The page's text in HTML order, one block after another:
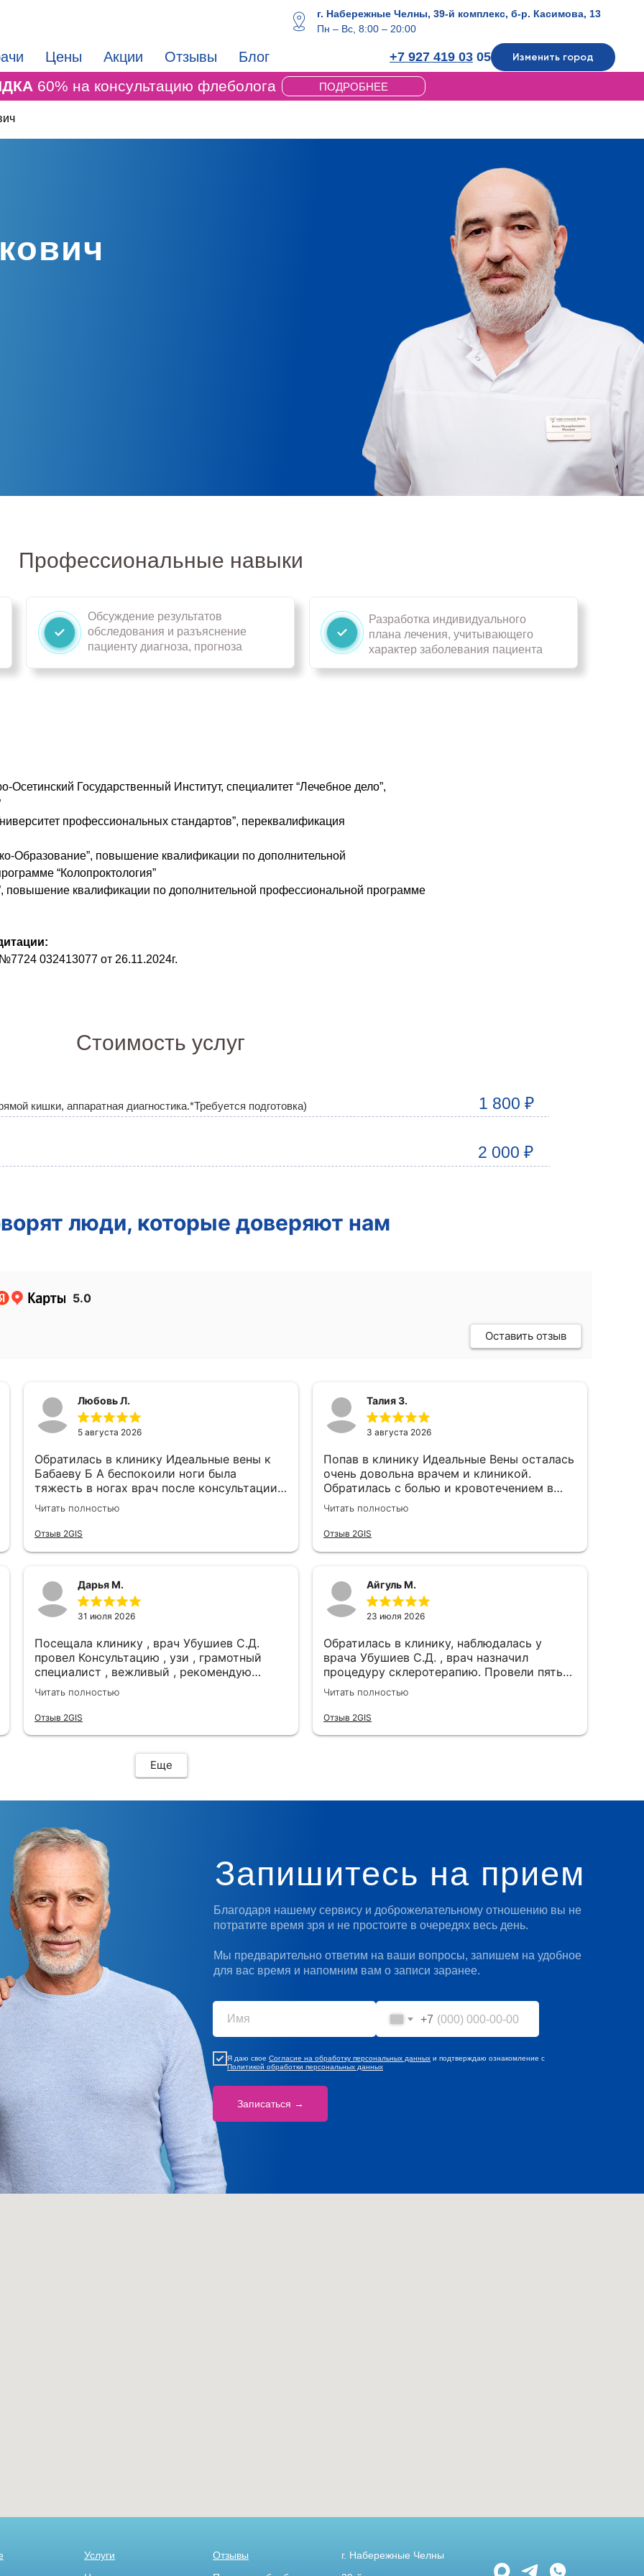
г. Набережные Челны, 39-й комплекс, б-р. Касимова, 13
Пн – Вс, 8:00 – 20:00
Цены Акции Отзывы Блог +7 927 419 03 05 Изменить город
60% на консультацию флеболога ПОДРОБНЕЕ
Профессиональные навыки
Обсуждение результатов
обследования и разъяснение
пациенту диагноза, прогноза
Разработка индивидуального
плана лечения, учитывающего
характер заболевания пациента
Государственный Институт, специалитет “Лечебное дело”,
профессиональных стандартов”, переквалификация
Образование”, повышение квалификации по дополнительной
“Колопроктология”
повышение квалификации по дополнительной профессиональной программе
032413077 от 26.11.2024г.
Стоимость услуг
кишки, аппаратная диагностика.*Требуется подготовка)
1 800 ₽
2 000 ₽
люди, которые доверяют нам
5.0
Оставить отзыв
Любовь Л.
5 августа 2026
Обратилась в клинику Идеальные вены к
Бабаеву Б А беспокоили ноги была
тяжесть в ногах врач после консультации
рекомендовал сделать операцию ,
операция прошла успешна сегодня 14 день
после операции чувствую реальные
и моего лечащего врача
Читать полностью
Отзыв 2GIS
Талия З.
3 августа 2026
Попав в клинику Идеальные Вены осталась
очень довольна врачем и клиникой.
Обратилась с болью и кровотечением в
нижних конечностях. Доктор Убушиев
Санал Данилович очень грамотно и
профессионально сделал операцию и
Рекомендую клинику, персонал в клинике
вежливые, отзывчивые, всегда на связи,
вовремя напоминают о приеме, очень
клинику!
Читать полностью
Отзыв 2GIS
Дарья М.
31 июля 2026
Посещала клинику , врач Убушиев С.Д.
провел Консультацию , узи , грамотный
специалист , вежливый , рекомендую
клинику 🙂 мне все понравилось
Читать полностью
Отзыв 2GIS
Айгуль М.
23 июля 2026
Обратилась в клинику, наблюдалась у
врача Убушиев С.Д. , врач назначил
процедуру склеротерапию. Провели пять
сеансов, после чего заметила ощущение
легкости в ногах , сосудистые звездочки
ушли , результатом очень довольна ! Еще
Читать полностью
Отзыв 2GIS
Еще
+7
Я даю свое Согласие на обработку персональных данных и подтверждаю ознакомление с
Политикой обработки персональных данных
Записаться →
Запишитесь на прием
Благодаря нашему сервису и доброжелательному отношению вы не
потратите время зря и не простоите в очередях весь день.
Мы предварительно ответим на ваши вопросы, запишем на удобное
для вас время и напомним вам о записи заранее.
Услуги
Отзывы
г. Набережные Челны